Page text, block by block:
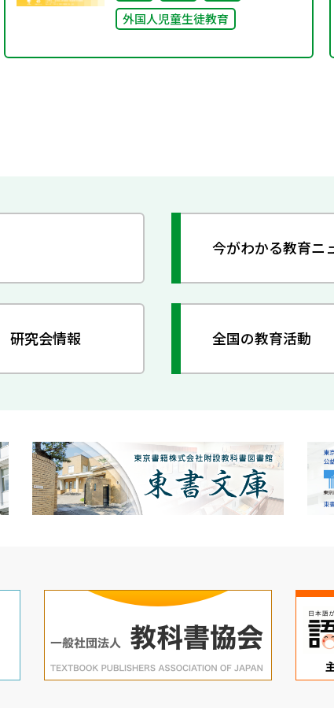
外国人児童生徒教育
今がわかる教育ニ
研究会情報 全国の教育活動